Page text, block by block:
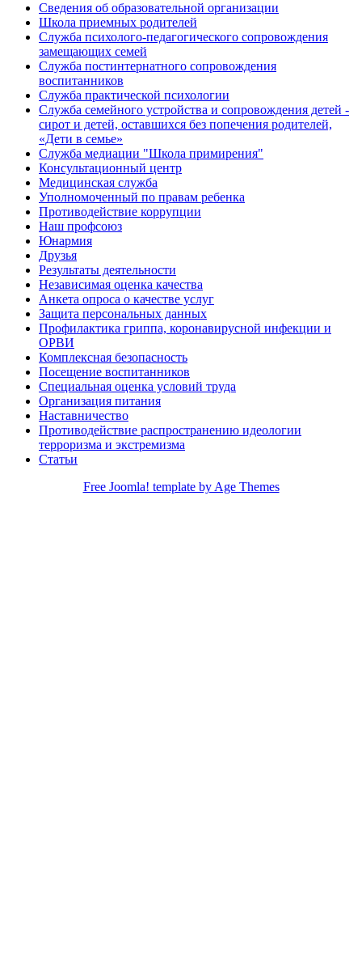
Сведения об образовательной организации
Школа приемных родителей
Служба психолого-педагогического сопровождения
замещающих семей
Cлужба постинтернатного сопровождения
воспитанников
Служба практической психологии
Служба семейного устройства и сопровождения детей -
сирот и детей, оставшихся без попечения родителей,
«Дети в семье»
Служба медиации "Школа примирения"
Консультационный центр
Медицинская служба
Уполномоченный по правам ребенка
Противодействие коррупции
Наш профсоюз
Юнармия
Друзья
Результаты деятельности
Независимая оценка качества
Анкета опроса о качестве услуг
Защита персональных данных
Профилактика гриппа, коронавирусной инфекции и
ОРВИ
Комплексная безопасность
Посещение воспитанников
Специальная оценка условий труда
Организация питания
Наставничество
Противодействие распространению идеологии
терроризма и экстремизма
Статьи
Free Joomla! template by Age Themes